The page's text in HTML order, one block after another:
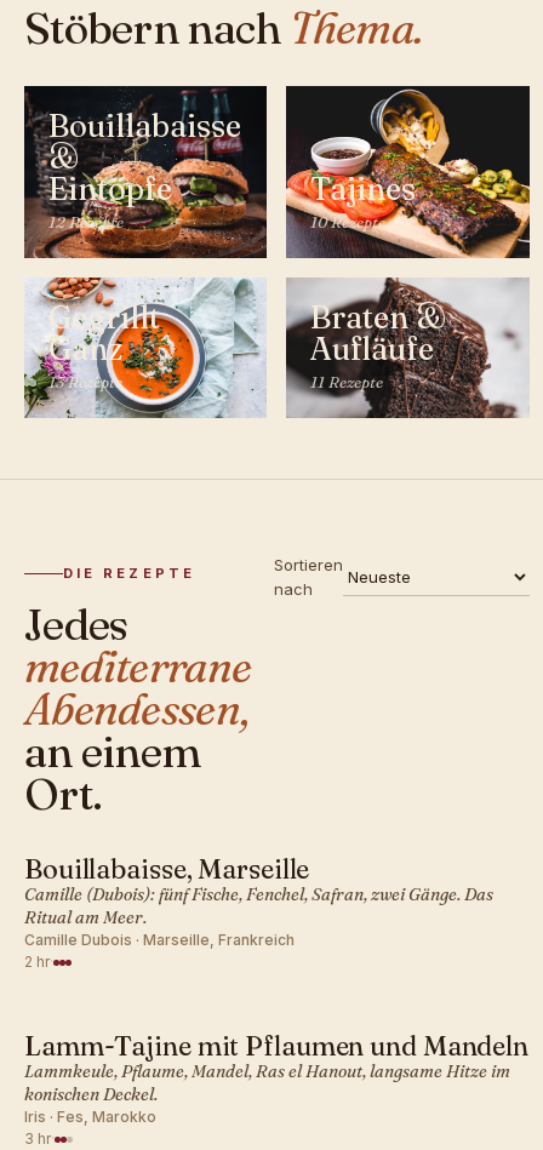
Stöbern nach Thema.
Bouillabaisse
&
Eintöpfe
12 Rezepte
Tajines
10 Rezepte
Gegrillt
Ganz
13 Rezepte
Braten &
Aufläufe
11 Rezepte
DIE REZEPTE
Jedes
mediterrane
Abendessen,
an einem
Ort.
Sortieren
nach
MEDITERRAN · ABENDESSEN
Bouillabaisse, Marseille
Camille (Dubois): fünf Fische, Fenchel, Safran, zwei Gänge. Das
Ritual am Meer.
Camille Dubois · Marseille, Frankreich
2 hr·
MEDITERRAN · ABENDESSEN
Lamm-Tajine mit Pflaumen und Mandeln
Lammkeule, Pflaume, Mandel, Ras el Hanout, langsame Hitze im
konischen Deckel.
Iris · Fes, Marokko
3 hr·